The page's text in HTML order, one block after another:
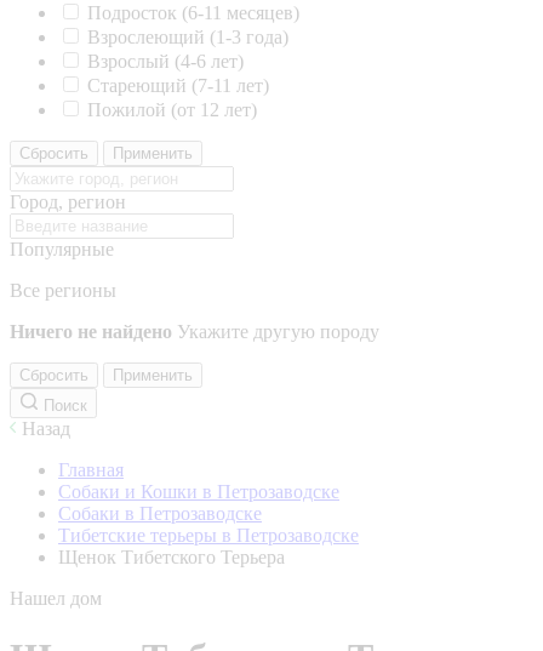
Подросток (6-11 месяцев)
Взрослеющий (1-3 года)
Взрослый (4-6 лет)
Стареющий (7-11 лет)
Пожилой (от 12 лет)
Сбросить Применить
Город, регион
Популярные
Все регионы
Ничего не найдено Укажите другую породу
Сбросить
Применить
Поиск
Назад
Главная
Собаки и Кошки в Петрозаводске
Собаки в Петрозаводске
Тибетские терьеры в Петрозаводске
Щенок Тибетского Терьера
Нашел дом